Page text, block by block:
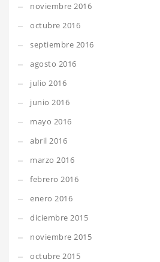
noviembre 2016
octubre 2016
septiembre 2016
agosto 2016
julio 2016
junio 2016
mayo 2016
abril 2016
marzo 2016
febrero 2016
enero 2016
diciembre 2015
noviembre 2015
octubre 2015